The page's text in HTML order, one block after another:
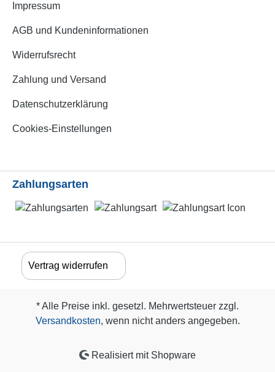
Impressum
AGB und Kundeninformationen
Widerrufsrecht
Zahlung und Versand
Datenschutzerklärung
Cookies-Einstellungen
Zahlungsarten
Vertrag widerrufen
* Alle Preise inkl. gesetzl. Mehrwertsteuer zzgl.
Versandkosten, wenn nicht anders angegeben.
Realisiert mit Shopware